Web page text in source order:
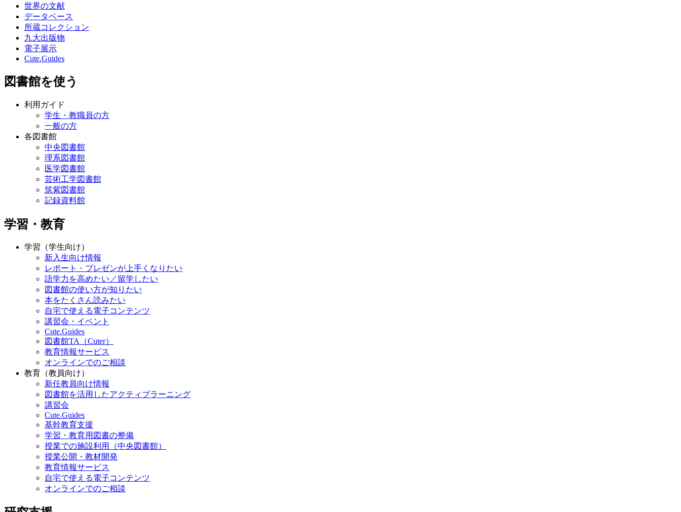
世界の文献
データベース
所蔵コレクション
九大出版物
電子展示
Cute.Guides
図書館を使う
利用ガイド
学生・教職員の方
一般の方
各図書館
中央図書館
理系図書館
医学図書館
芸術工学図書館
筑紫図書館
記録資料館
学習・教育
学習（学生向け）
新入生向け情報
レポート・プレゼンが上手くなりたい
語学力を高めたい／留学したい
図書館の使い方が知りたい
本をたくさん読みたい
自宅で使える電子コンテンツ
講習会・イベント
Cute.Guides
図書館TA（Cuter）
教育情報サービス
オンラインでのご相談
教育（教員向け）
新任教員向け情報
図書館を活用したアクティブラーニング
講習会
Cute.Guides
基幹教育支援
学習・教育用図書の整備
授業での施設利用（中央図書館）
授業公開・教材開発
教育情報サービス
自宅で使える電子コンテンツ
オンラインでのご相談